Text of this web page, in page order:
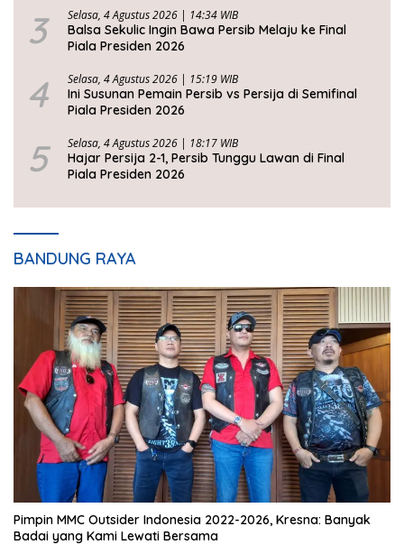
3 Selasa, 4 Agustus 2026 | 14:34 WIB
Balsa Sekulic Ingin Bawa Persib Melaju ke Final
Piala Presiden 2026
4 Selasa, 4 Agustus 2026 | 15:19 WIB
Ini Susunan Pemain Persib vs Persija di Semifinal
Piala Presiden 2026
5 Selasa, 4 Agustus 2026 | 18:17 WIB
Hajar Persija 2-1, Persib Tunggu Lawan di Final
Piala Presiden 2026
BANDUNG RAYA
Pimpin MMC Outsider Indonesia 2022-2026, Kresna: Banyak
Badai yang Kami Lewati Bersama